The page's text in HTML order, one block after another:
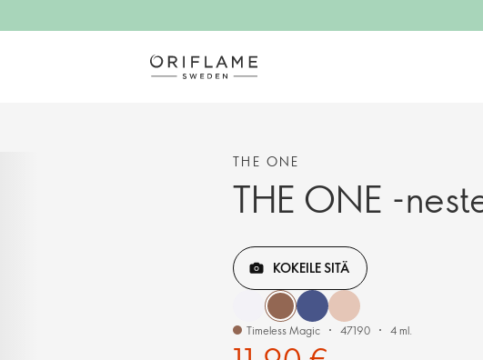
THE ONE
THE ONE -
KOKEILE SITÄ
Timeless Magic 47190 4 ml.